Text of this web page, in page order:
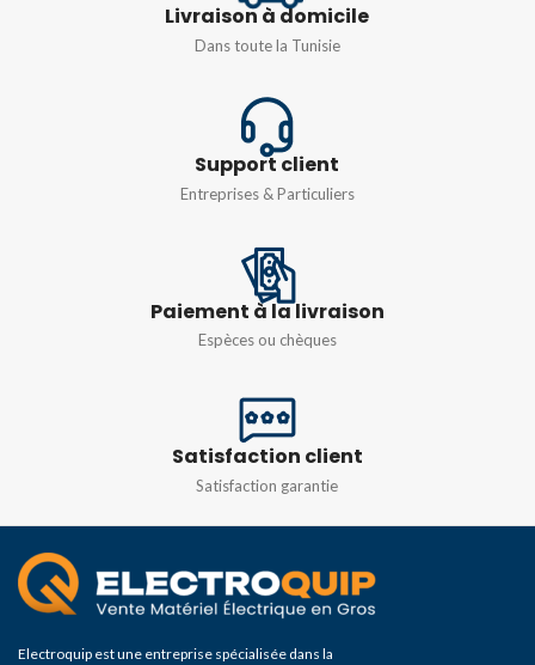
TYPE DE COURBE
Livraison à domicile
Dans toute la Tunisie
Support client
Entreprises & Particuliers
Paiement à la livraison
Espèces ou chèques
Satisfaction client
Satisfaction garantie
Electroquip est une entreprise spécialisée dans la